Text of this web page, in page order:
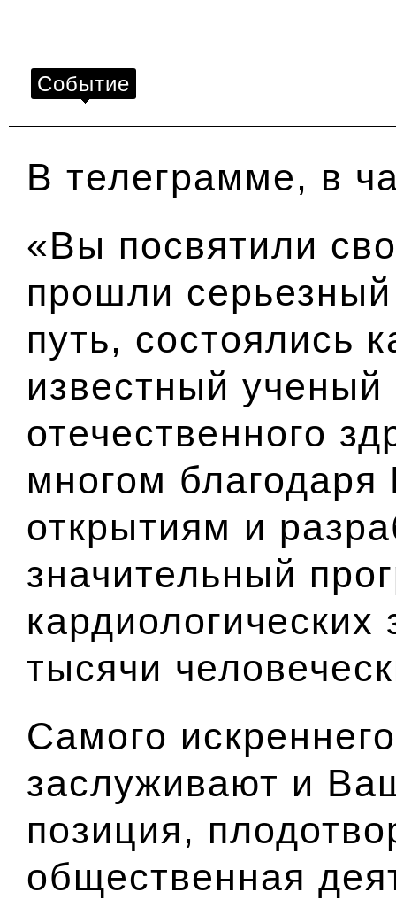
Событие
В телеграмме, в
«Вы посвятили
прошли
путь, состоялись
известный ученый
отечественного
многом
открытиям и
значительный
тысячи
Самого
заслуживают и
позиция,
общественная